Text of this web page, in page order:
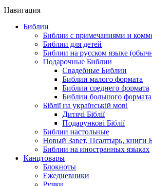
Навигация
Библии
Библии с примечаниями и
Библии для детей
Библии на русском языке
Подарочные Библии
Свадебные Библии
Библии малого формата
Библии среднего формата
Библии большого формата
Біблії на українській мові
Дитячі Біблії
Подарункові Біблії
Библии настольные
Новый Завет, Псалтырь, книги
Библии на иностранных языках
Канцтовары
Блокноты
Ежедневники